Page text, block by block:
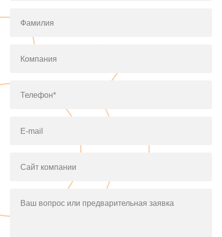
Фамилия
Компания
Телефон*
E-mail
Сайт компании
Ваш вопрос или предварительная заявка